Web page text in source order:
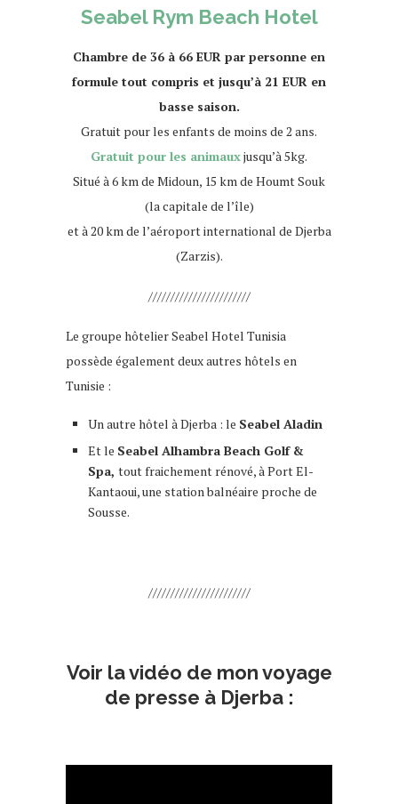
Seabel Rym Beach Hotel
Chambre de 36 à 66 EUR par personne en
formule tout compris et jusqu’à 21 EUR en
basse saison.
Gratuit pour les enfants de moins de 2 ans.
Gratuit pour les animauxjusqu’à 5kg.
Situé à 6 km de Midoun, 15 km de Houmt Souk
(la capitale de l’île)
et à 20 km de l’aéroport international de Djerba
(Zarzis).
///////////////////////
Le groupe hôtelierSeabel Hotel Tunisia
possède également deux autres hôtels en
Tunisie :
Un autre hôtel à Djerba : le Seabel Aladin
Et le Seabel Alhambra Beach Golf &
Spa, tout fraichement rénové, à Port El-
Kantaoui, une station balnéaire proche de
Sousse.
///////////////////////
Voir la vidéo de mon voyage
de presse à Djerba :